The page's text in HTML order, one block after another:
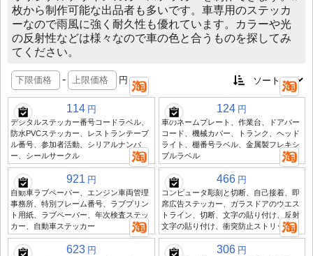
枚から制作可能な出品者も多いです。車専用のステッカ
ーなので雨風に強く耐久性も優れています。カラーや光
の反射性などは様々なので車の色と合うものを探してみ
てください。
- 円
114 円
デジタルステッカー番号コードラベル、
防水PVCステッカー、レストランテーブ
ル番号、参加者活動、シリアルナンバ
ー、シールサークル
124 円
車のネームプレート、作業台、ドアバー
コード、機械カバー、トランク、ヘッド
ライト、棚番号ラベル、金属製フレキシ
ブルラベル
921 円
自動車ラブペーパー、エンジン車両管理
事務所、特別フレーム番号、ラブプリン
ト用紙、ラブペーパー、年次検査ステッ
カー、自動車ステッカー
466 円
コンピュータ彫刻と切断、自己接着、即
席広告ステッカー、ガラスドアのウエス
トライン、切断、文字の貼り付け、反射
文字の貼り付け、衝突防止ストリップ
623 円 306 円